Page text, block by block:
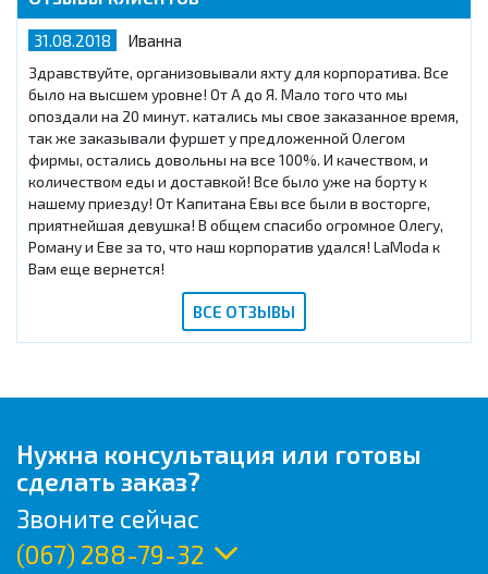
31.08.2018 Иванна
Здравствуйте, организовывали яхту для корпоратива. Все
было на высшем уровне! От А до Я. Мало того что мы
опоздали на 20 минут. катались мы свое заказанное время,
так же заказывали фуршет у предложенной Олегом
фирмы, остались довольны на все 100%. И качеством, и
количеством еды и доставкой! Все было уже на борту к
нашему приезду! От Капитана Евы все были в восторге,
приятнейшая девушка! В общем спасибо огромное Олегу,
Роману и Еве за то, что наш корпоратив удался! LaModa к
Вам еще вернется!
ВСЕ ОТЗЫВЫ
Нужна консультация или готовы
сделать заказ?
Звоните сейчас
(067) 288-79-32